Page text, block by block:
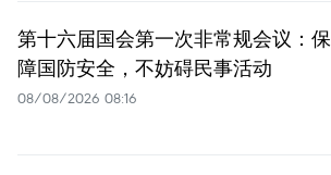
第十六届国会第一次非常规会议：保
障国防安全，不妨碍民事活动
08/08/2026 08:16